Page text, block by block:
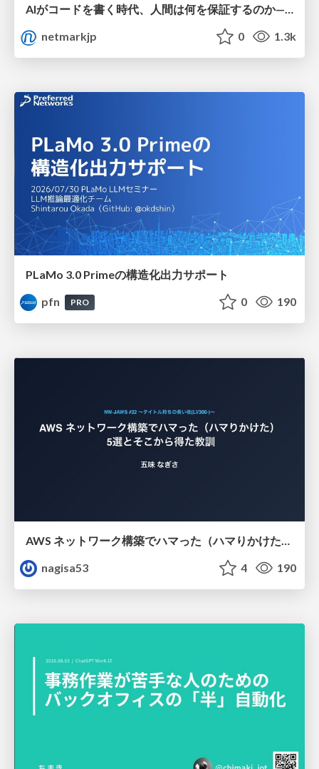
AIがコードを書く時代、人間は何を保証するのか———馬場さんと考える、開発者に求められる新しい責任と価値 - TECH PLAY
netmarkjp
0 1.3k
PLaMo 3.0 Primeの構造化出力サポート
pfn
PRO 0 190
nagisa53
4 190